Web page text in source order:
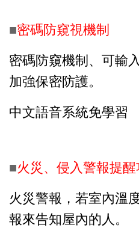
■密碼防窺視機制
密碼防窺機制、可輸
加強保密防護。
中文語音系統免學習
■火災、侵入警報提
火災警報，若室內溫
報來告知屋內的人。